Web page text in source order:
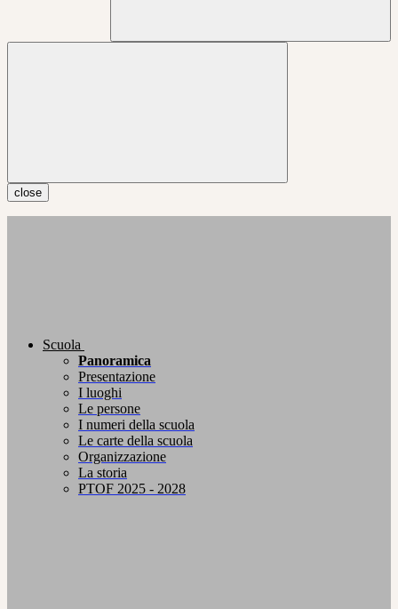
close
Scuola
Panoramica
Presentazione
I luoghi
Le persone
I numeri della scuola
Le carte della scuola
Organizzazione
La storia
PTOF 2025 - 2028